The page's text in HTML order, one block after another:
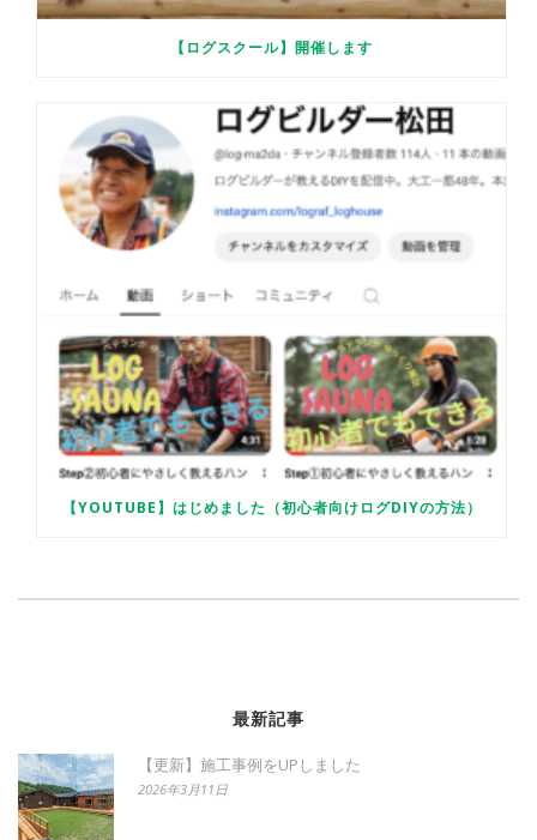
【ログスクール】開催します
【YOUTUBE】はじめました（初心者向けログDIYの方法）
最新記事
【更新】施工事例をUPしました
2026年3月11日